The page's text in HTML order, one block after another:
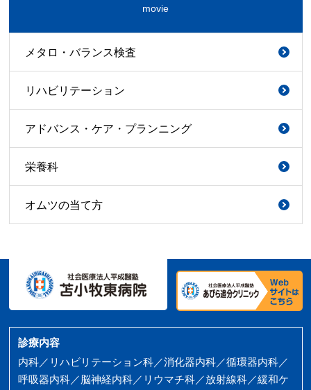
movie
メタロ・バランス検査
リハビリテーション
アドバンス・ケア・プランニング
栄養科
オムツの当て方
診療内容
内科／リハビリテーション科／消化器内科／循環器内科／
呼吸器内科／脳神経内科／リウマチ科／放射線科／緩和ケ